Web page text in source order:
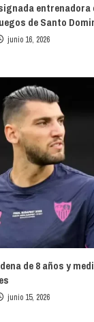
entrenadora
de Santo
junio 16, 2026
de 8 años y
junio 15, 2026